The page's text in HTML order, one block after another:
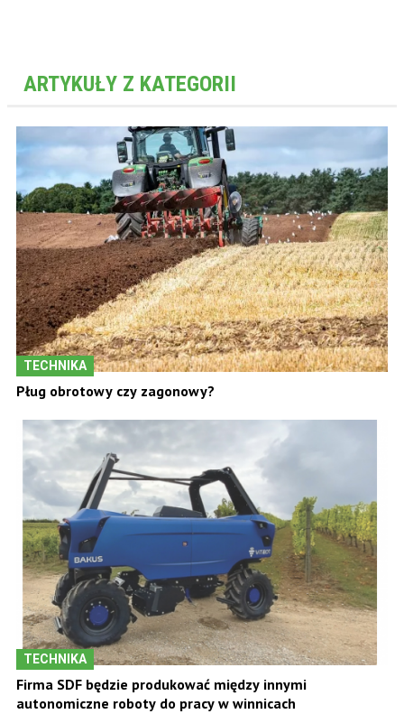
ARTYKUŁY Z KATEGORII
TECHNIKA
Pług obrotowy czy zagonowy?
TECHNIKA
Firma SDF będzie produkować między innymi
autonomiczne roboty do pracy w winnicach